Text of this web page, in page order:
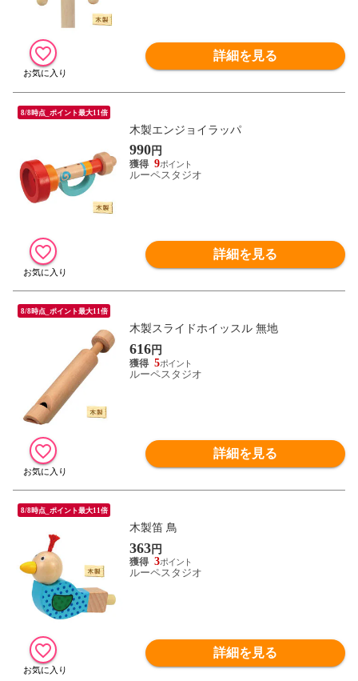
詳細を見る
8/8時点_ポイント最大11倍
木製エンジョイラッパ
990円
9
ルーペスタジオ
詳細を見る
8/8時点_ポイント最大11倍
木製スライドホイッスル 無地
616円
5
ルーペスタジオ
詳細を見る
8/8時点_ポイント最大11倍
木製笛 鳥
363円
3
ルーペスタジオ
詳細を見る